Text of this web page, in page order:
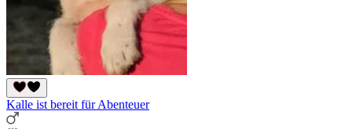
Kalle ist bereit für Abenteuer